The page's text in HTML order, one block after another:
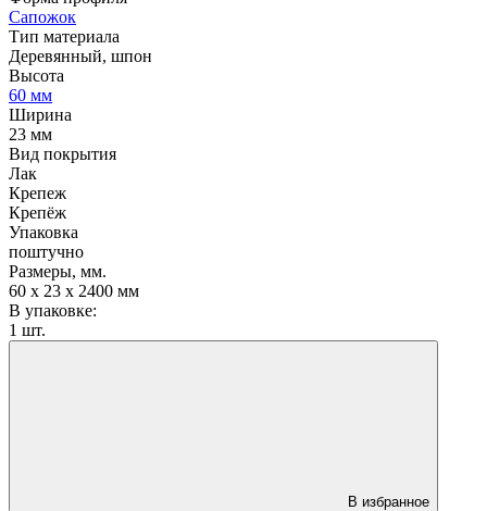
Сапожок
Тип материала
Деревянный, шпон
Высота
60 мм
Ширина
23 мм
Вид покрытия
Лак
Крепеж
Крепёж
Упаковка
поштучно
Размеры, мм.
60 х 23 х 2400 мм
В упаковке:
1 шт.
В избранное